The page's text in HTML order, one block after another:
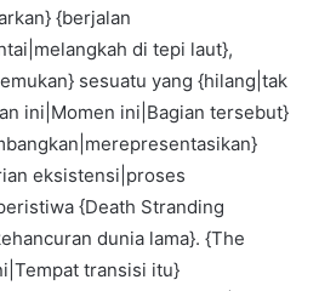
{berjalan
di tepi laut},
sesuatu yang {hilang|tak
ini|Momen ini|Bagian tersebut}
eksistensi|proses
{Death Stranding
dunia lama}. {The
transisi itu}